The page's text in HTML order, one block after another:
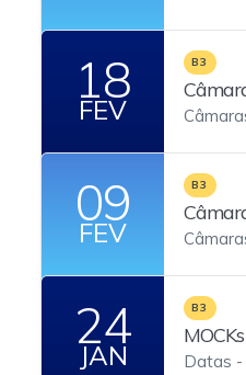
18
FEV
B3
09
FEV
B3
24
JAN
B3
Datas -